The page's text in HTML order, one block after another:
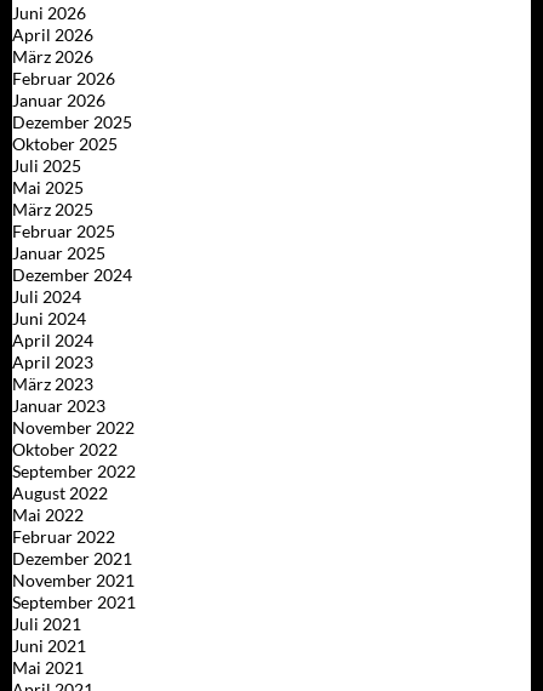
Juni 2026
April 2026
März 2026
Februar 2026
Januar 2026
Dezember 2025
Oktober 2025
Juli 2025
Mai 2025
März 2025
Februar 2025
Januar 2025
Dezember 2024
Juli 2024
Juni 2024
April 2024
April 2023
März 2023
Januar 2023
November 2022
Oktober 2022
September 2022
August 2022
Mai 2022
Februar 2022
Dezember 2021
November 2021
September 2021
Juli 2021
Juni 2021
Mai 2021